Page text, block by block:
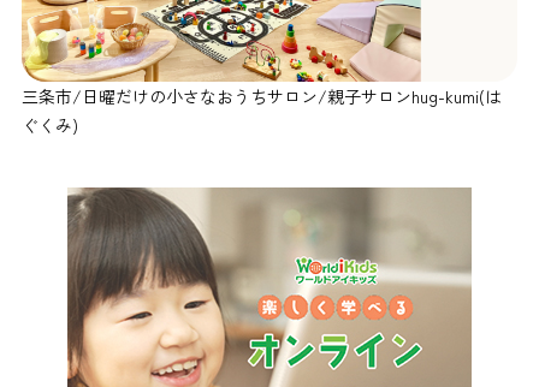
三条市/日曜だけの小さなおうちサロン/親子サロンhug-kumi(は
ぐくみ)